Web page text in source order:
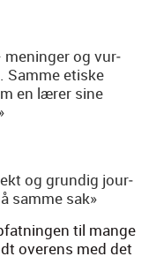
meninger og vur­
Samme etiske
en lær­er sine
og grundig jour­
samme sak»
til mange
overens med det